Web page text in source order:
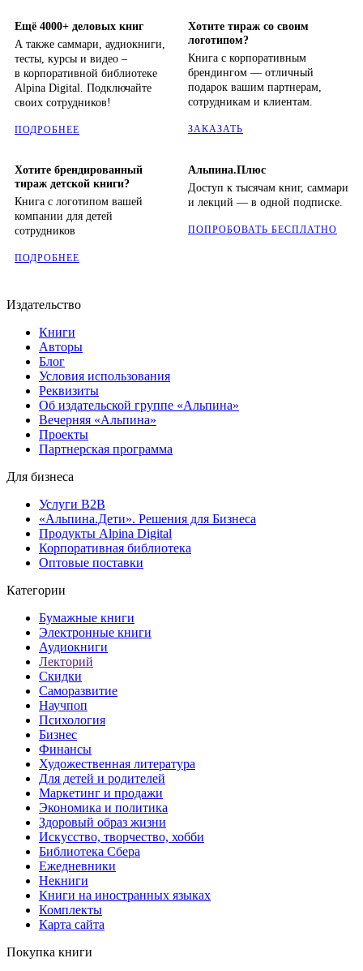
Ещё 4000+ деловых книг
А также саммари, аудиокниги,
тесты, курсы и видео –
в корпоративной библиотеке
Alpina Digital. Подключайте
своих сотрудников!
ПОДРОБНЕЕ
Хотите тираж со своим
логотипом?
Книга с корпоративным
брендингом — отличный
подарок вашим партнерам,
сотрудникам и клиентам.
ЗАКАЗАТЬ
Хотите брендированный
тираж детской книги?
Книга с логотипом вашей
компании для детей
сотрудников
ПОДРОБНЕЕ
Альпина.Плюс
Доступ к тысячам книг, саммари
и лекций — в одной подписке.
ПОПРОБОВАТЬ БЕСПЛАТНО
Издательство
Книги
Авторы
Блог
Условия использования
Реквизиты
Об издательской группе «Альпина»
Вечерняя «Альпина»
Проекты
Партнерская программа
Для бизнеса
Услуги B2B
«Альпина.Дети». Решения для Бизнеса
Продукты Alpina Digital
Корпоративная библиотека
Оптовые поставки
Категории
Бумажные книги
Электронные книги
Аудиокниги
Лекторий
Скидки
Саморазвитие
Научпоп
Психология
Бизнес
Финансы
Художественная литература
Для детей и родителей
Маркетинг и продажи
Экономика и политика
Здоровый образ жизни
Искусство, творчество, хобби
Библиотека Сбера
Ежедневники
Некниги
Книги на иностранных языках
Комплекты
Карта сайта
Покупка книги